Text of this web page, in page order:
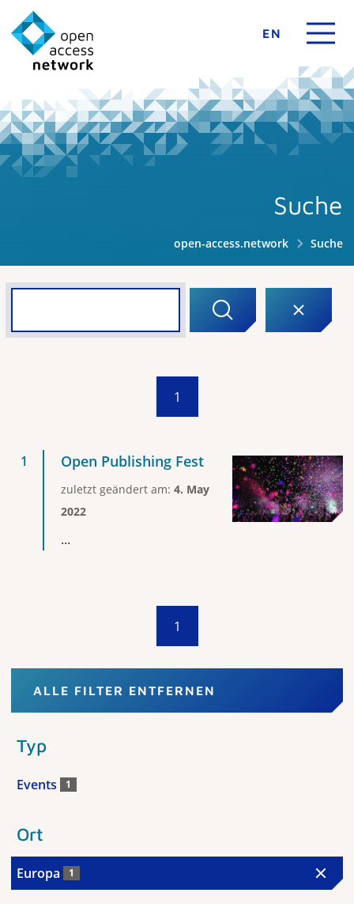
EN
Suche
open-access.network Suche
1
Open Publishing Fest
zuletzt geändert am: 4. May
2022
...
1
ALLE FILTER ENTFERNEN
Typ
Events 1
Ort
Europa 1